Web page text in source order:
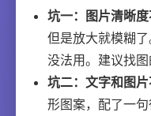
坑一：图片清晰
但是放大就模糊
没法用。建议找图
坑二：文字和图
形图案，配了一